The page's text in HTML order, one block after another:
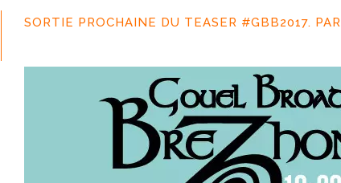
SORTIE PROCHAINE DU TEASER #GBB2017.